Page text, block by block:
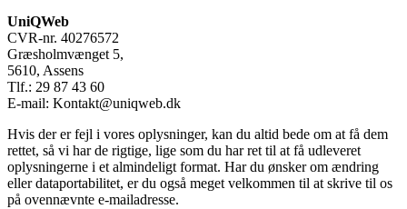
UniQWeb
CVR-nr. 40276572
Græsholmvænget 5,
5610, Assens
Tlf.: 29 87 43 60
E-mail: Kontakt@uniqweb.dk
Hvis der er fejl i vores oplysninger, kan du altid bede om at få dem
rettet, så vi har de rigtige, lige som du har ret til at få udleveret
oplysningerne i et almindeligt format. Har du ønsker om ændring
eller dataportabilitet, er du også meget velkommen til at skrive til os
på ovennævnte e-mailadresse.